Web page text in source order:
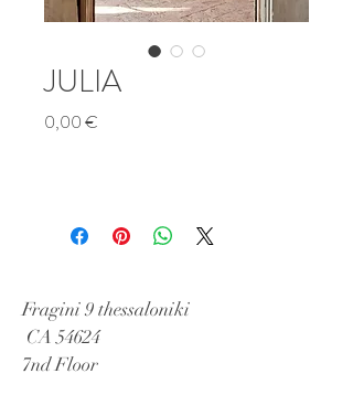
JULIA
0,00 €
Fragini 9 thessaloniki
CA 54624
7nd Floor